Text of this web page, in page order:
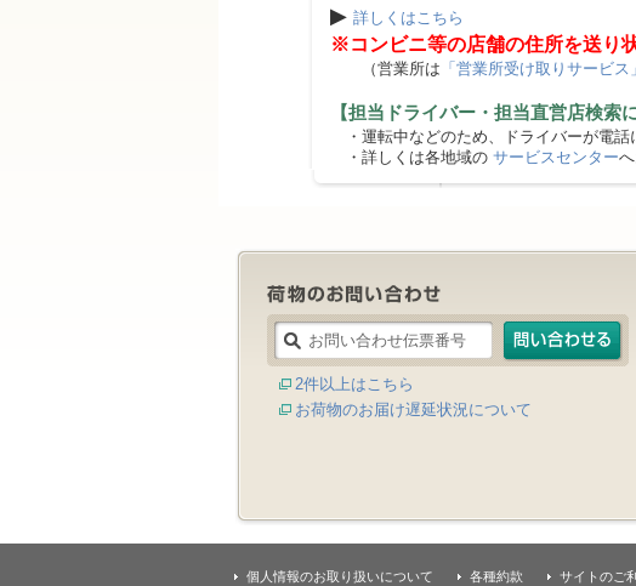
▶ 詳しくはこちら
※コンビニ等の店舗の住所を送り
（営業所は 「営業所受け取りサービス」
【担当ドライバー・担当直営店検索
・運転中などのため、ドライバーが電話
・詳しくは各地域の サービスセンター
2件以上はこちら
お荷物のお届け遅延状況について
個人情報のお取り扱いについて 各種約款 サイトのご